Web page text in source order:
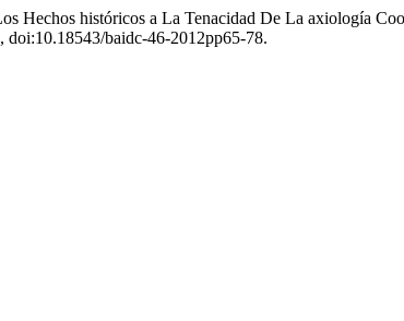
Hechos históricos a La Tenacidad De La axiología
doi:10.18543/baidc-46-2012pp65-78.